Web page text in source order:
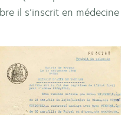
il s’inscrit en médecine